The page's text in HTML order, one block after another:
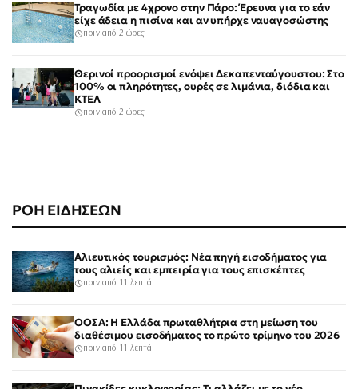
ΡΟΗ ΕΙΔΗΣΕΩΝ
Αλιευτικός τουρισμός: Νέα πηγή εισοδήματος για
τους αλιείς και εμπειρία για τους επισκέπτες
πριν από 11 λεπτά
ΟΟΣΑ: Η Ελλάδα πρωταθλήτρια στη μείωση του
διαθέσιμου εισοδήματος το πρώτο τρίμηνο του 2026
πριν από 11 λεπτά
Τραγωδία με 4χρονο στην Πάρο: Έρευνα για το εάν
είχε άδεια η πισίνα και αν υπήρχε ναυαγοσώστης
πριν από 2 ώρες
Θερινοί προορισμοί ενόψει Δεκαπενταύγουστου: Στο
100% οι πληρότητες, ουρές σε λιμάνια, διόδια και
ΚΤΕΛ
πριν από 2 ώρες